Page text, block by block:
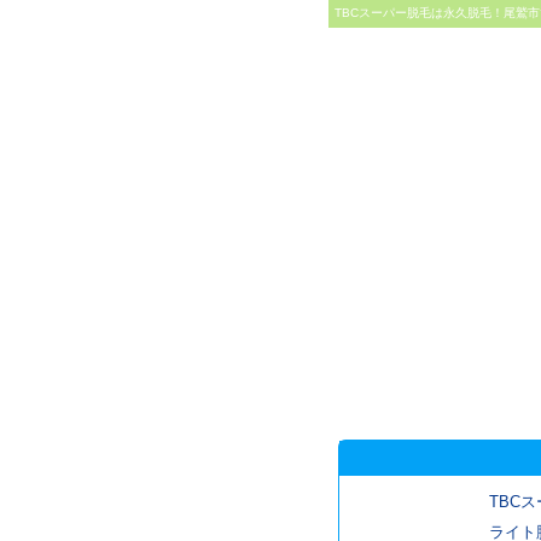
TBCスーパー脱毛は永久脱毛！尾鷲
TBCス
ライト